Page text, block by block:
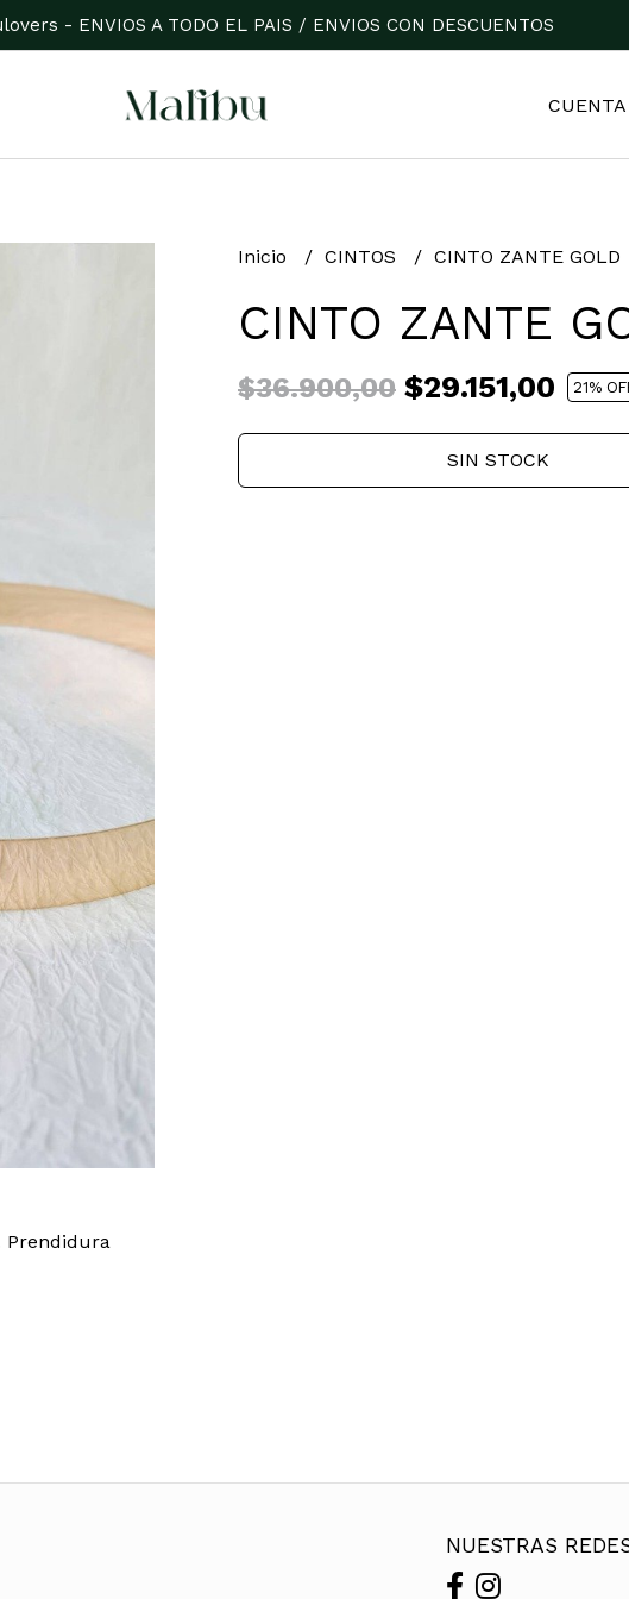
- ENVIOS A TODO EL PAIS / ENVIOS CON DESCUENTOS
CUENTA
Prendidura
Inicio CINTOS CINTO ZANTE GOLD
CINTO ZANTE
$36.900,00 $29.151,00 21%
SIN STOCK
NUESTRAS